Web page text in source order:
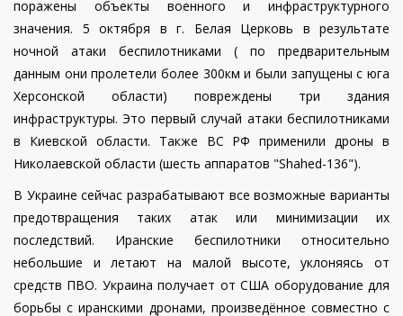
поражены объекты военного и инфраструктурного
значения. 5 октября в г. Белая Церковь в результате
ночной атаки беспилотниками ( по предварительным
данным они пролетели более 300км и были запущены с юга
Херсонской области) повреждены три здания
инфраструктуры. Это первый случай атаки беспилотниками
в Киевской области. Также ВС РФ применили дроны в
Николаевской области (шесть аппаратов "Shahed-136").
В Украине сейчас разрабатывают все возможные варианты
предотвращения таких атак или минимизации их
последствий. Иранские беспилотники относительно
небольшие и летают на малой высоте, уклоняясь от
средств ПВО. Украина получает от США оборудование для
борьбы с иранскими дронами, произведённое совместно с